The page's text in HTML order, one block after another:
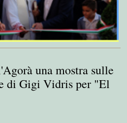
una mostra sulle
di Gigi Vidris per "El